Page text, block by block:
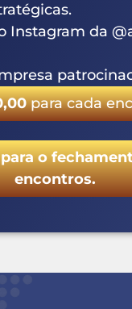
da
para cada
o fechamento